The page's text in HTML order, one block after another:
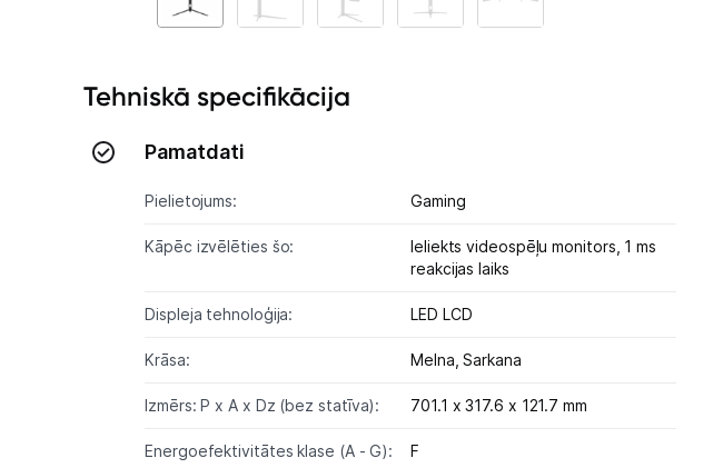
Tehniskā specifikācija
Pamatdati
Pielietojums: Gaming
Kāpēc izvēlēties šo: Ieliekts videospēļu monitors, 1 ms
reakcijas laiks
Displeja tehnoloģija: LED LCD
Krāsa: Melna,Sarkana
Izmērs: P x A x Dz (bez statīva): 701.1 x 317.6 x 121.7 mm
Energoefektivitātes klase (A - G): F